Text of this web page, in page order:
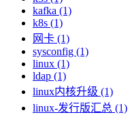
kafka (1)
k8s (1)
网卡 (1)
sysconfig (1)
linux (1)
ldap (1)
linux内核升级 (1)
linux-发行版汇总 (1)